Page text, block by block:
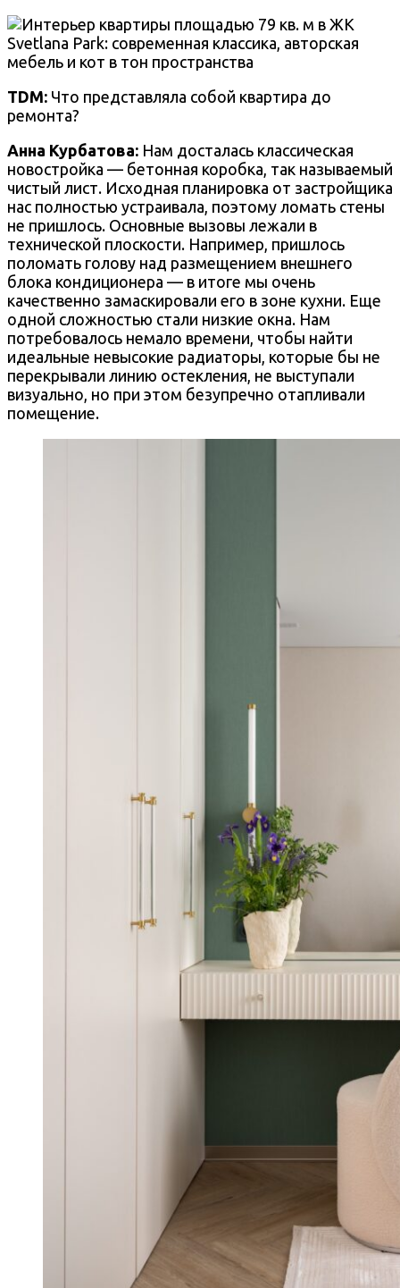
TDM: Что представляла собой квартира до
ремонта?
Анна Курбатова: Нам досталась классическая
новостройка — бетонная коробка, так называемый
чистый лист. Исходная планировка от застройщика
нас полностью устраивала, поэтому ломать стены
не пришлось. Основные вызовы лежали в
технической плоскости. Например, пришлось
поломать голову над размещением внешнего
блока кондиционера — в итоге мы очень
качественно замаскировали его в зоне кухни. Еще
одной сложностью стали низкие окна. Нам
потребовалось немало времени, чтобы найти
идеальные невысокие радиаторы, которые бы не
перекрывали линию остекления, не выступали
визуально, но при этом безупречно отапливали
помещение.